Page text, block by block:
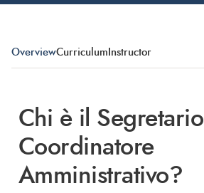
OverviewCurriculumInstructor
Chi è il Segretario
Coordinatore
Amministrativo?